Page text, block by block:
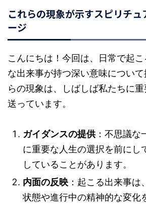
これらの現象が示すスピリチュ
ージ
こんにちは！今回は、日常で起
な出来事が持つ深い意味につい
らの現象は、しばしば私たちに
送っています。
ガイダンスの提供：不思議な
に重要な人生の選択を前にし
していることがあります。
内面の反映 ：起こる出来事
状態や進行中の精神的な変化